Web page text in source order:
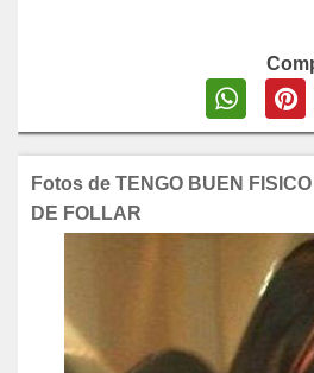
Fotos de TENGO BUEN
DE FOLLAR